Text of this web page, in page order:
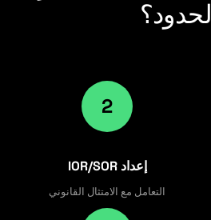
الحدود؟
2
إعداد IOR/SOR
التعامل مع الامتثال القانوني